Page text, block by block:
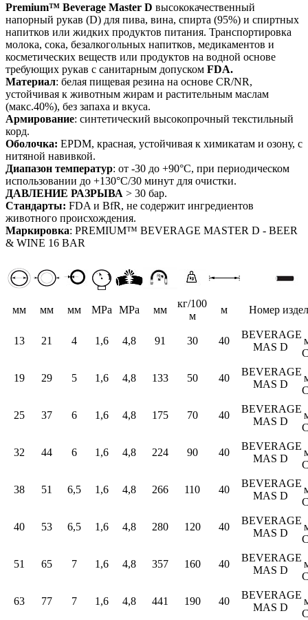
Premium™ Beverage Master D высококачественный
напорный рукав (D) для пива, вина, спирта (95%) и спиртных
напитков или жидких продуктов питания. Транспортировка
молока, сока, безалкогольных напитков, медикаментов и
косметических веществ или продуктов на водной основе
требующих рукав с санитарным допуском FDA.
Материал: белая пищевая резина на основе CR/NR,
устойчивая к животным жирам и растительным маслам
(макс.40%), без запаха и вкуса.
Армирование: синтетический высокопрочный текстильный
корд.
Оболочка: EPDM, красная, устойчивая к химикатам и озону, с
нитяной навивкой.
Диапазон температур: от -30 до +90°C, при периодическом
использовании до +130°C/30 минут для очистки.
ДАВЛЕНИЕ РАЗРЫВА > 30 бар.
Стандарты: FDA и BfR, не содержит ингредиентов
животного происхождения.
Маркировка: PREMIUM™ BEVERAGE MASTER D - BEER
& WINE 16 BAR
мм мм мм MPa MPa мм
кг/100
м
м Номер
13 21 4 1,6 4,8 91 30 40
BEVERAGE
MAS D
19 29 5 1,6 4,8 133 50 40
BEVERAGE
MAS D
25 37 6 1,6 4,8 175 70 40
BEVERAGE
MAS D
32 44 6 1,6 4,8 224 90 40
BEVERAGE
MAS D
38 51 6,5 1,6 4,8 266 110 40
BEVERAGE
MAS D
40 53 6,5 1,6 4,8 280 120 40
BEVERAGE
MAS D
51 65 7 1,6 4,8 357 160 40
BEVERAGE
MAS D
63 77 7 1,6 4,8 441 190 40
BEVERAGE
MAS D